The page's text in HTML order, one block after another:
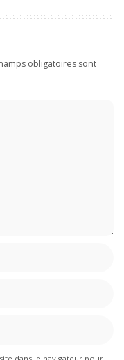
obligatoires sont